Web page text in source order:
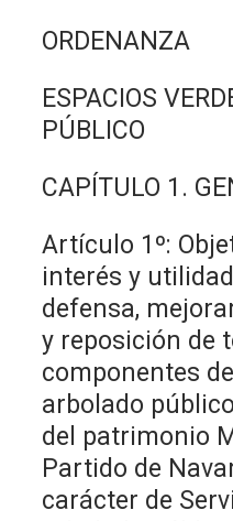
ORDENANZA
ESPACIOS
PÚBLICO
CAPÍTULO 1.
Artículo 1º:
interés y
defensa,
y reposición de
componentes
arbolado
del patrimonio
Partido de
carácter de